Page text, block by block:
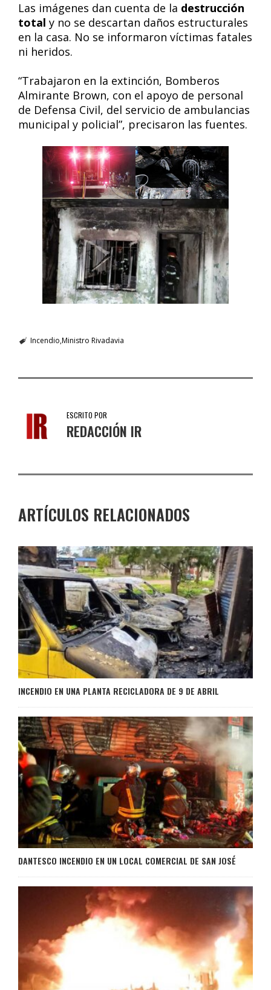
Las imágenes dan cuenta de la destrucción
total y no se descartan daños estructurales
en la casa. No se informaron víctimas fatales
ni heridos.
“Trabajaron en la extinción, Bomberos
Almirante Brown, con el apoyo de personal
de Defensa Civil, del servicio de ambulancias
municipal y policial”, precisaron las fuentes.
Incendio Ministro Rivadavia
ESCRITO POR
REDACCIÓN IR
ARTÍCULOS RELACIONADOS
INCENDIO EN UNA PLANTA RECICLADORA DE 9 DE ABRIL
DANTESCO INCENDIO EN UN LOCAL COMERCIAL DE SAN JOSÉ